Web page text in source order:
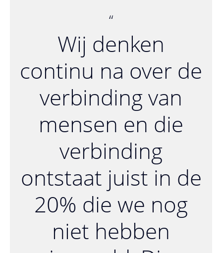
Wij denken
continu na over de
verbinding van
mensen en die
verbinding
ontstaat juist in de
20% die we nog
niet hebben